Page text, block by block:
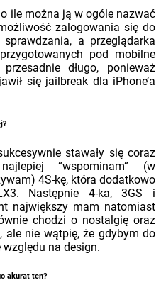
ile można ją w ogóle nazwać
zalogowania się do
a przeglądarka
pod mobilne
długo, ponieważ
się jailbreak dla iPhone’a
stawały się coraz
“wspominam” (w
4S-kę, która dodatkowo
Następnie 4-ka, 3GS i
największy mam natomiast
chodzi o nostalgię oraz
nie wątpię, że gdybym do
względu na design.
akurat ten?